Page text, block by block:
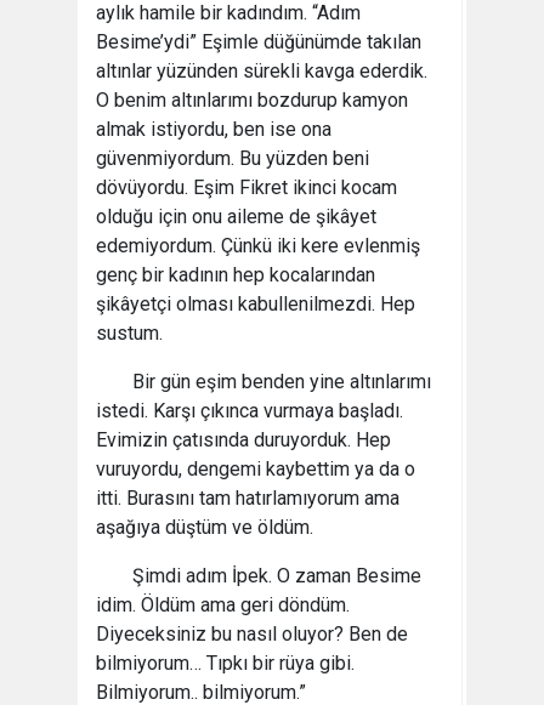
aylık hamile bir kadındım. “Adım
Besime’ydi” Eşimle düğünümde takılan
altınlar yüzünden sürekli kavga ederdik.
O benim altınlarımı bozdurup kamyon
almak istiyordu, ben ise ona
güvenmiyordum. Bu yüzden beni
dövüyordu. Eşim Fikret ikinci kocam
olduğu için onu aileme de şikâyet
edemiyordum. Çünkü iki kere evlenmiş
genç bir kadının hep kocalarından
şikâyetçi olması kabullenilmezdi. Hep
sustum.
Bir gün eşim benden yine altınlarımı
istedi. Karşı çıkınca vurmaya başladı.
Evimizin çatısında duruyorduk. Hep
vuruyordu, dengemi kaybettim ya da o
itti. Burasını tam hatırlamıyorum ama
aşağıya düştüm ve öldüm.
Şimdi adım İpek. O zaman Besime
idim. Öldüm ama geri döndüm.
Diyeceksiniz bu nasıl oluyor? Ben de
bilmiyorum… Tıpkı bir rüya gibi.
Bilmiyorum.. bilmiyorum.”